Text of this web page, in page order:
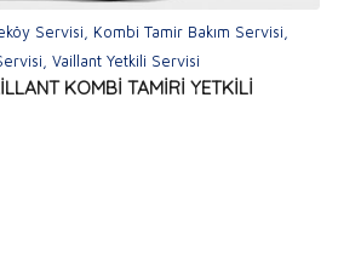
Servisi Kombi Tamir Bakım Servisi
Vaillant Yetkili Servisi
KOMBİ TAMİRİ YETKİLİ